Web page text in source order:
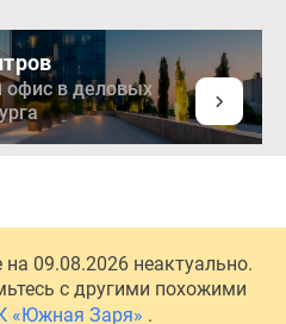
офис в деловых
09.08.2026 неактуально.
с другими похожими
«Южная Заря» .